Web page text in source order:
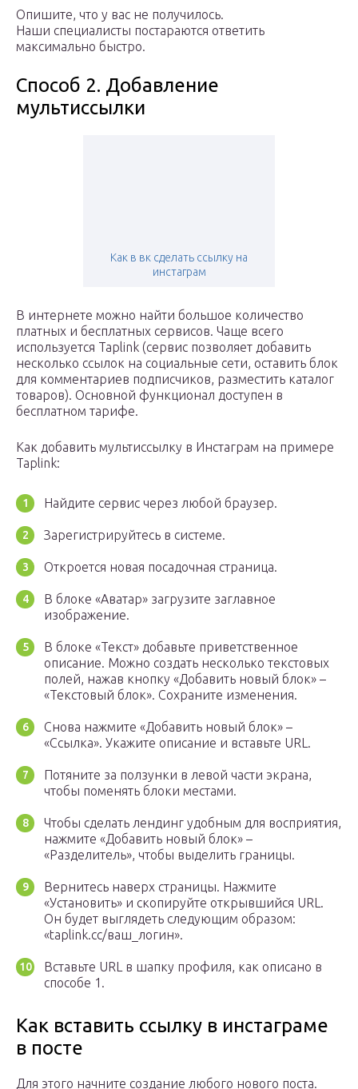
Опишите, что у вас не получилось.
Наши специалисты постараются ответить
максимально быстро.
Способ 2. Добавление
мультиссылки
Как в вк сделать ссылку на
инстаграм
В интернете можно найти большое количество
платных и бесплатных сервисов. Чаще всего
используется Taplink (сервис позволяет добавить
несколько ссылок на социальные сети, оставить блок
для комментариев подписчиков, разместить каталог
товаров). Основной функционал доступен в
бесплатном тарифе.
Как добавить мультиссылку в Инстаграм на примере
Taplink:
Найдите сервис через любой браузер.
Зарегистрируйтесь в системе.
Откроется новая посадочная страница.
В блоке «Аватар» загрузите заглавное
изображение.
В блоке «Текст» добавьте приветственное
описание. Можно создать несколько текстовых
полей, нажав кнопку «Добавить новый блок» –
«Текстовый блок». Сохраните изменения.
Снова нажмите «Добавить новый блок» –
«Ссылка». Укажите описание и вставьте URL.
Потяните за ползунки в левой части экрана,
чтобы поменять блоки местами.
Чтобы сделать лендинг удобным для восприятия,
нажмите «Добавить новый блок» –
«Разделитель», чтобы выделить границы.
Вернитесь наверх страницы. Нажмите
«Установить» и скопируйте открывшийся URL.
Он будет выглядеть следующим образом:
«taplink.cc/ваш_логин».
Вставьте URL в шапку профиля, как описано в
способе 1.
Как вставить ссылку в инстаграме
в посте
Для этого начните создание любого нового поста.